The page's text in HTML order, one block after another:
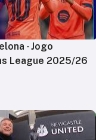
- Jogo
League 2025/26